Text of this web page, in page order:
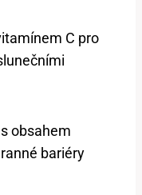
C pro
obsahem
bariéry